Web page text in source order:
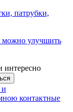
патрубки,
можно улучшить
интересно
и
контактные